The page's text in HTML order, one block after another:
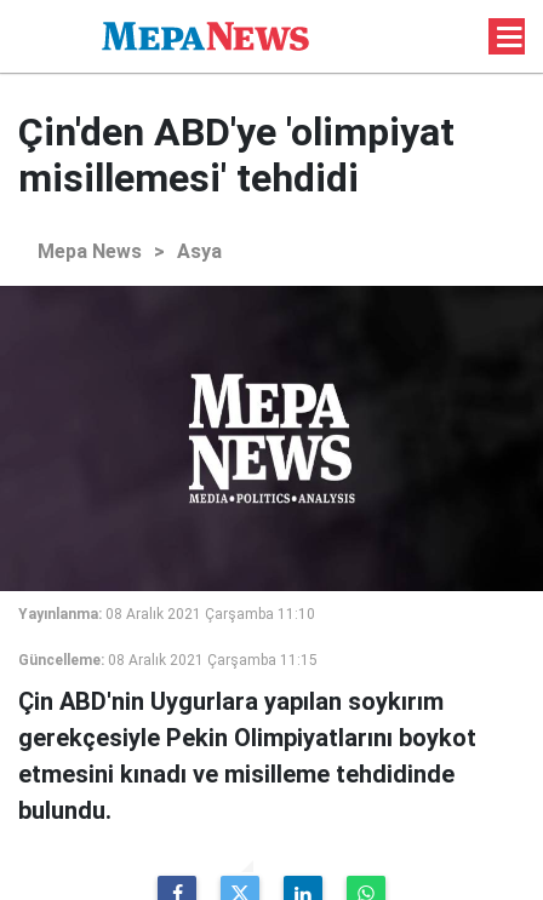
Çin'den ABD'ye 'olimpiyat
misillemesi' tehdidi
Mepa News > Asya
Yayınlanma: 08 Aralık 2021 Çarşamba 11:10
Güncelleme: 08 Aralık 2021 Çarşamba 11:15
Çin ABD'nin Uygurlara yapılan soykırım
gerekçesiyle Pekin Olimpiyatlarını boykot
etmesini kınadı ve misilleme tehdidinde
bulundu.